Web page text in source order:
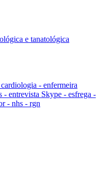
e tanatológica
- enfermeira
- entrevista Skype - esfrega -
- nhs - rgn